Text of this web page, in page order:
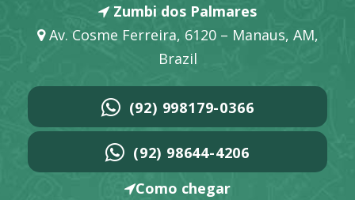
Zumbi dos Palmares
Av. Cosme Ferreira, 6120 – Manaus, AM,
Brazil
(92) 998179-0366
(92) 98644-4206
Como chegar